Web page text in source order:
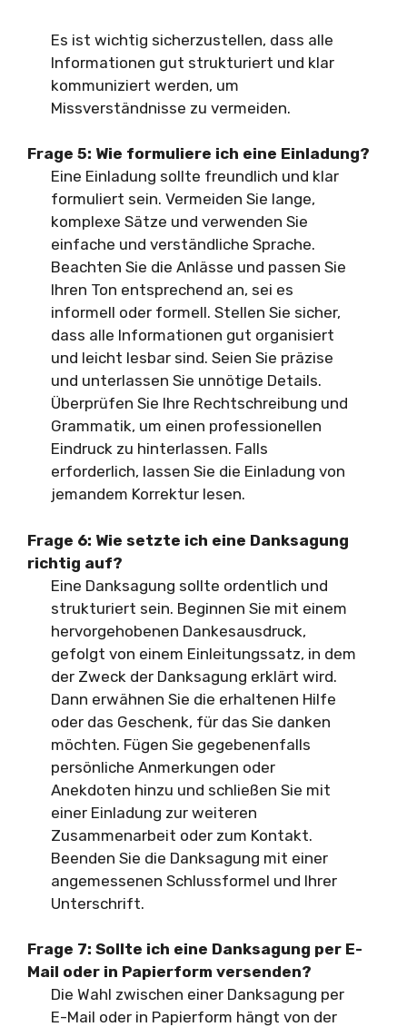
Es ist wichtig sicherzustellen, dass alle
Informationen gut strukturiert und klar
kommuniziert werden, um
Missverständnisse zu vermeiden.
Frage 5: Wie formuliere ich eine Einladung?
Eine Einladung sollte freundlich und klar
formuliert sein. Vermeiden Sie lange,
komplexe Sätze und verwenden Sie
einfache und verständliche Sprache.
Beachten Sie die Anlässe und passen Sie
Ihren Ton entsprechend an, sei es
informell oder formell. Stellen Sie sicher,
dass alle Informationen gut organisiert
und leicht lesbar sind. Seien Sie präzise
und unterlassen Sie unnötige Details.
Überprüfen Sie Ihre Rechtschreibung und
Grammatik, um einen professionellen
Eindruck zu hinterlassen. Falls
erforderlich, lassen Sie die Einladung von
jemandem Korrektur lesen.
Frage 6: Wie setzte ich eine Danksagung
richtig auf?
Eine Danksagung sollte ordentlich und
strukturiert sein. Beginnen Sie mit einem
hervorgehobenen Dankesausdruck,
gefolgt von einem Einleitungssatz, in dem
der Zweck der Danksagung erklärt wird.
Dann erwähnen Sie die erhaltenen Hilfe
oder das Geschenk, für das Sie danken
möchten. Fügen Sie gegebenenfalls
persönliche Anmerkungen oder
Anekdoten hinzu und schließen Sie mit
einer Einladung zur weiteren
Zusammenarbeit oder zum Kontakt.
Beenden Sie die Danksagung mit einer
angemessenen Schlussformel und Ihrer
Unterschrift.
Frage 7: Sollte ich eine Danksagung per E-
Mail oder in Papierform versenden?
Die Wahl zwischen einer Danksagung per
E-Mail oder in Papierform hängt von der